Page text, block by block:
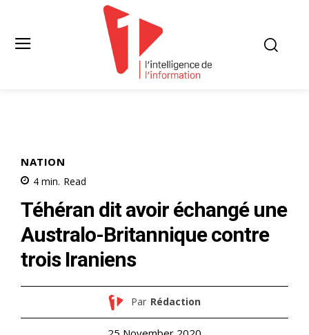
NATION
4 min. Read
Téhéran dit avoir échangé une
Australo-Britannique contre
trois Iraniens
Par Rédaction